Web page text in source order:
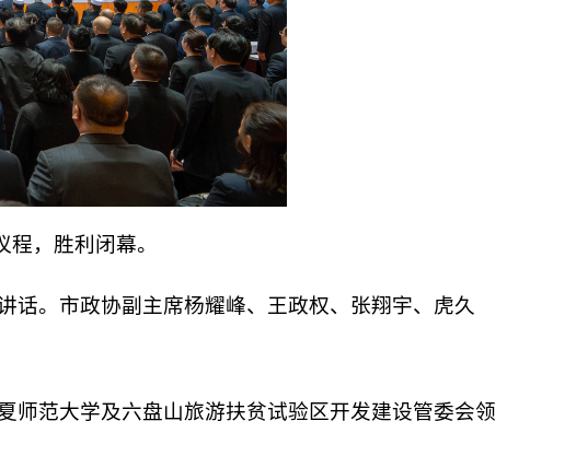
，胜利闭幕。
话。市政协副主席杨耀峰、王政权、张翔宇、虎久
师范大学及六盘山旅游扶贫试验区开发建设管委会领